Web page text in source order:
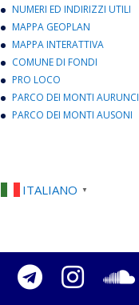
NUMERI ED INDIRIZZI UTILI
MAPPA GEOPLAN
MAPPA INTERATTIVA
COMUNE DI FONDI
PRO LOCO
PARCO DEI MONTI AURUNCI
PARCO DEI MONTI AUSONI
ITALIANO ▼